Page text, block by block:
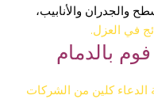
والجدران والأنابيب،
في العزل.
بالدمام
كلين من الشركات